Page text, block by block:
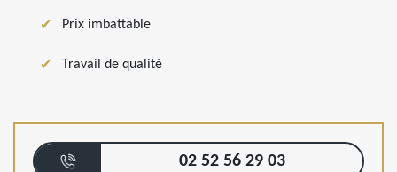
Prix imbattable
Travail de qualité
02 52 56 29 03